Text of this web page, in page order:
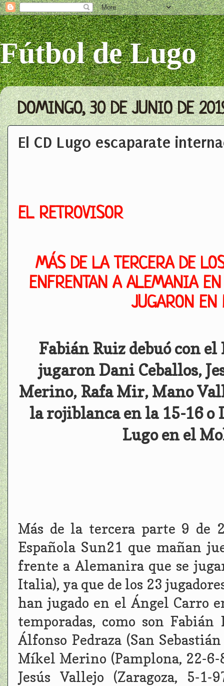
Fútbol de Lugo
DOMINGO, 30 DE JUNIO DE
El CD Lugo escaparate
EL RETROVISOR
MÁS DE LA TERCERA DE
ENFRENTAN A ALEMANIA
JUGARON EN
Fabián Ruiz debuó con
jugaron Dani Ceballos,
Merino, Rafa Mir, Mano
la rojiblanca en la 15-16
Lugo en el
Más de la tercera parte 9 de
Española Sun21 que mañan
frente a Alemanira que se
Italia), ya que de los 23
han jugado en el Ángel Carro
temporadas, como son Fabián
Álfonso Pedraza (San
Míkel Merino (Pamplona, 22-6-
Jesús Vallejo (Zaragoza, 5-